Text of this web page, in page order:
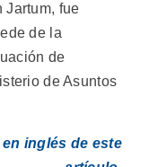
Jartum, fue
de la
de
de Asuntos
inglés de este